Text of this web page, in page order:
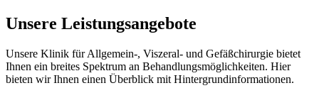
Unsere Leistungsangebote
Unsere Klinik für Allgemein-, Viszeral- und Gefäßchirurgie bietet
Ihnen ein breites Spektrum an Behandlungsmöglichkeiten. Hier
bieten wir Ihnen einen Überblick mit Hintergrundinformationen.